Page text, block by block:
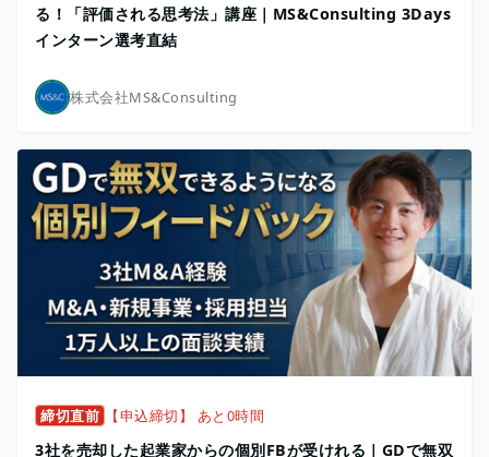
る！「評価される思考法」講座｜MS&Consulting 3Days
インターン選考直結
株式会社MS&Consulting
締切直前 【申込締切】 あと0時間
3社を売却した起業家からの個別FBが受けれる｜GDで無双